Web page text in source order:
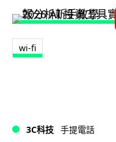
wi-fi
3C科技 手提電話